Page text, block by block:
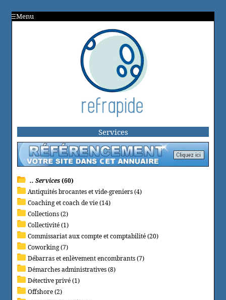
Menu
Services
.. Services(60)
Antiquités brocantes et vide-greniers (4)
Coaching et coach de vie (14)
Collections (2)
Collectivité (1)
Commissariat aux compte et comptabilité (20)
Coworking (7)
Débarras et enlèvement encombrants (7)
Démarches administratives (8)
Détective privé (1)
Offshore (2)